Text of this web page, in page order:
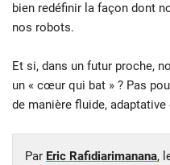
bien redéfinir la façon dont
nos robots.
Et si, dans un futur proche,
un « cœur qui bat » ? Pas
de manière fluide, adaptative
Par Eric Rafidiarimanana,